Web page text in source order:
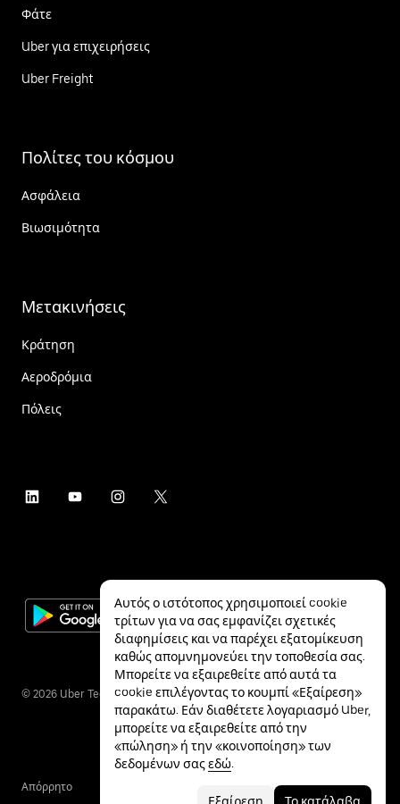
Φάτε
Uber για επιχειρήσεις
Uber Freight
Πολίτες του κόσμου
Ασφάλεια
Βιωσιμότητα
Μετακινήσεις
Κράτηση
Αεροδρόμια
Πόλεις
© 2026 Uber Technologies Inc.
Απόρρητο
Αυτός ο ιστότοπος χρησιμοποιεί cookie
τρίτων για να σας εμφανίζει σχετικές
διαφημίσεις και να παρέχει εξατομίκευση
καθώς απομνημονεύει την τοποθεσία σας.
Μπορείτε να εξαιρεθείτε από αυτά τα
cookie επιλέγοντας το κουμπί «Εξαίρεση»
παρακάτω. Εάν διαθέτετε λογαριασμό Uber,
μπορείτε να εξαιρεθείτε από την
«πώληση» ή την «κοινοποίηση» των
δεδομένων σαςεδώ.